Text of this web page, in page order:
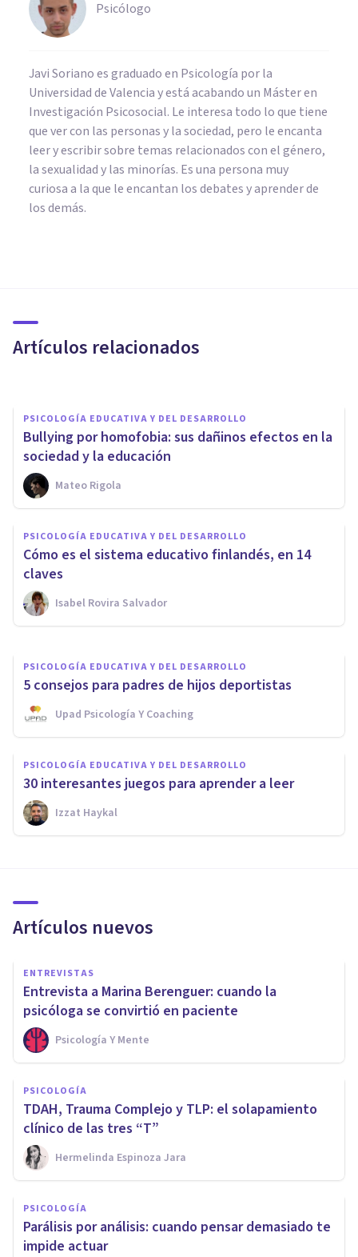
Psicólogo
Javi Soriano es graduado en Psicología por la
Universidad de Valencia y está acabando un Máster en
Investigación Psicosocial. Le interesa todo lo que tiene
que ver con las personas y la sociedad, pero le encanta
leer y escribir sobre temas relacionados con el género,
la sexualidad y las minorías. Es una persona muy
curiosa a la que le encantan los debates y aprender de
los demás.
Artículos relacionados
exponer en tertulias de clase
PSICOLOGÍA EDUCATIVA Y DEL DESARROLLO
Bullying por homofobia: sus dañinos efectos en la
sociedad y la educación
Mateo Rigola
PSICOLOGÍA EDUCATIVA Y DEL DESARROLLO
Cómo es el sistema educativo finlandés, en 14
claves
Isabel Rovira Salvador
Ser niño en la sociedad actual:
mitos sobre la infancia
Elisabet Rodríguez Camón
PSICOLOGÍA EDUCATIVA Y DEL DESARROLLO
5 consejos para padres de hijos deportistas
Upad Psicología Y Coaching
PSICOLOGÍA EDUCATIVA Y DEL DESARROLLO
30 interesantes juegos para aprender a leer
Izzat Haykal
Artículos nuevos
ENTREVISTAS
Entrevista a Marina Berenguer: cuando la
psicóloga se convirtió en paciente
Psicología Y Mente
PSICOLOGÍA
TDAH, Trauma Complejo y TLP: el solapamiento
clínico de las tres “T”
Hermelinda Espinoza Jara
PSICOLOGÍA
Parálisis por análisis: cuando pensar demasiado te
impide actuar